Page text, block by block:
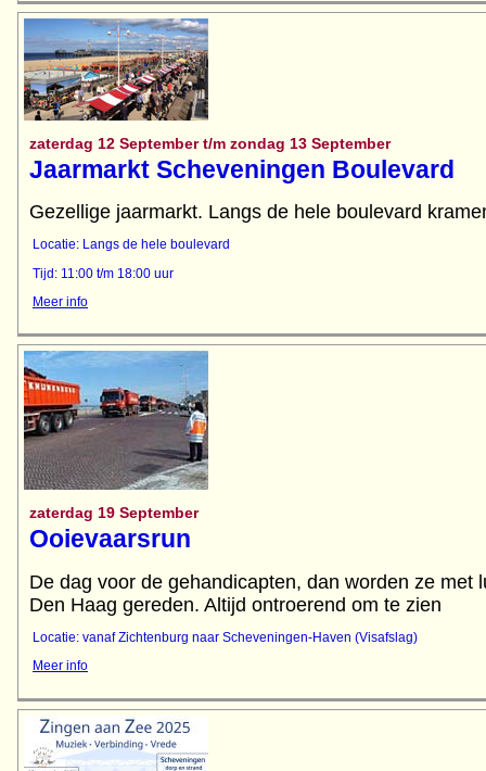
zaterdag 12 September t/m zondag 13 September
Jaarmarkt Scheveningen Boulevard
Gezellige jaarmarkt. Langs de hele boulevard
Locatie: Langs de hele boulevard
Tijd: 11:00 t/m 18:00 uur
Meer info
zaterdag 19 September
Ooievaarsrun
De dag voor de gehandicapten, dan worden ze met
Locatie: vanaf Zichtenburg naar Scheveningen-Haven (Visafslag)
Meer info